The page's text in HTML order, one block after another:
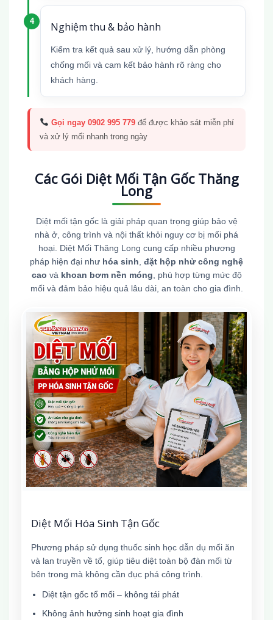
Nghiệm thu & bảo hành
Kiểm tra kết quả sau xử lý, hướng dẫn phòng
chống mối và cam kết bảo hành rõ ràng cho
khách hàng.
Gọi ngay 0902 995 779để được khảo sát miễn phí
và xử lý mối nhanh trong ngày
Các Gói Diệt Mối Tận Gốc Thăng
Long
Diệt mối tận gốc là giải pháp quan trọng giúp bảo vệ
nhà ở, công trình và nội thất khỏi nguy cơ bị mối phá
hoại. Diệt Mối Thăng Long cung cấp nhiều phương
pháp hiện đại như hóa sinh đặt hộp nhử công nghệ
cao và khoan bơm nền móng , phù hợp từng mức độ
mối và đảm bảo hiệu quả lâu dài, an toàn cho gia đình.
Diệt Mối Hóa Sinh Tận Gốc
Phương pháp sử dụng thuốc sinh học dẫn dụ mối ăn
và lan truyền về tổ, giúp tiêu diệt toàn bộ đàn mối từ
bên trong mà không cần đục phá công trình.
Diệt tận gốc tổ mối – không tái phát
Không ảnh hưởng sinh hoạt gia đình